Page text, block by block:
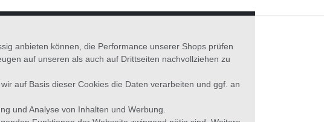
anbieten können, die Performance unserer Shops prüfen
auf unseren als auch auf Drittseiten nachvollziehen zu
auf Basis dieser Cookies die Daten verarbeiten und ggf. an
und Analyse von Inhalten und Werbung.